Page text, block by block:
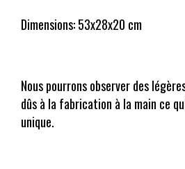
Dimensions: 53x28x20 cm
Nous pourrons observer des
dûs à la fabrication à la main ce
unique.